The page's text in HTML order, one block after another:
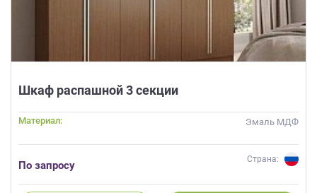
Шкаф распашной 3 секции
Материал: Эмаль МДФ
По запросу
Страна: